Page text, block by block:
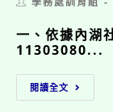
學
活
動
及
報
資
部
年
國
小
一、依據內湖
11303080...
閱讀全文
本
市